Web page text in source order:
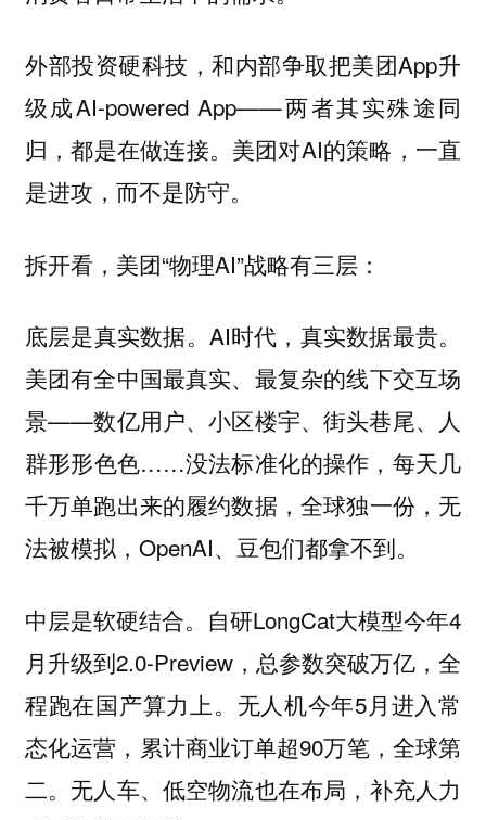
外部投资硬科技，和内部争取把美团App升
级成AI-powered App——两者其实殊途同
归，都是在做连接。美团对AI的策略，一直
是进攻，而不是防守。
拆开看，美团“物理AI”战略有三层：
底层是真实数据。 AI时代，真实数据最贵。
美团有全中国最真实、最复杂的线下交互场
景——数亿用户、小区楼宇、街头巷尾、人
群形形色色……没法标准化的操作，每天几
千万单跑出来的履约数据，全球独一份，无
法被模拟，OpenAI、豆包们都拿不到。
中层是软硬结合。 自研LongCat大模型今年4
月升级到2.0-Preview，总参数突破万亿，全
程跑在国产算力上。无人机今年5月进入常
态化运营，累计商业订单超90万笔，全球第
二。无人车、低空物流也在布局，补充人力